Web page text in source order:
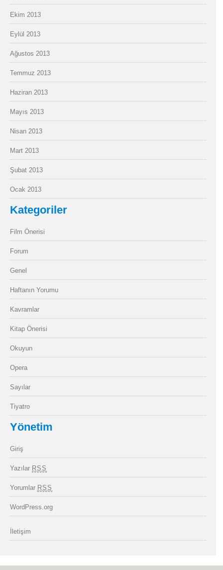
Ekim 2013
Eylül 2013
Ağustos 2013
Temmuz 2013
Haziran 2013
Mayıs 2013
Nisan 2013
Mart 2013
Şubat 2013
Ocak 2013
Kategoriler
Film Önerisi
Forum
Genel
Haftanın Yorumu
Kavramlar
Kitap Önerisi
Okuyun
Opera
Sayılar
Tiyatro
Yönetim
Giriş
Yazılar RSS
Yorumlar RSS
WordPress.org
İletişim